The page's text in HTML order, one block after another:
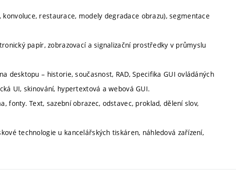
restaurace, modely degradace obrazu), segmentace
papír, zobrazovací a signalizační prostředky v průmyslu
desktopu – historie, současnost, RAD, Specifika GUI ovládáných
UI, skinování, hypertextová a webová GUI.
fonty. Text, sazební obrazec, odstavec, proklad, dělení slov,
technologie u kancelářských tiskáren, náhledová zařízení,